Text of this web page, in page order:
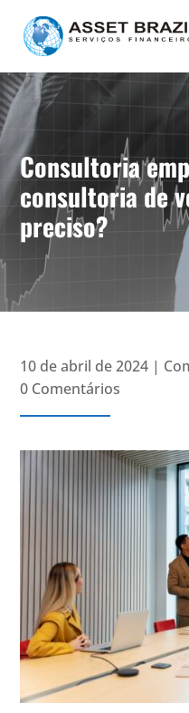
Consultoria
consultoria de
preciso?
10 de abril de 2024 |
0 Comentários